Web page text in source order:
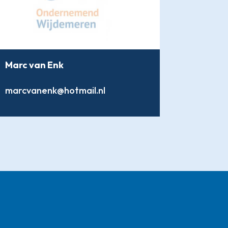
Marc van Enk
marcvanenk@hotmail.nl